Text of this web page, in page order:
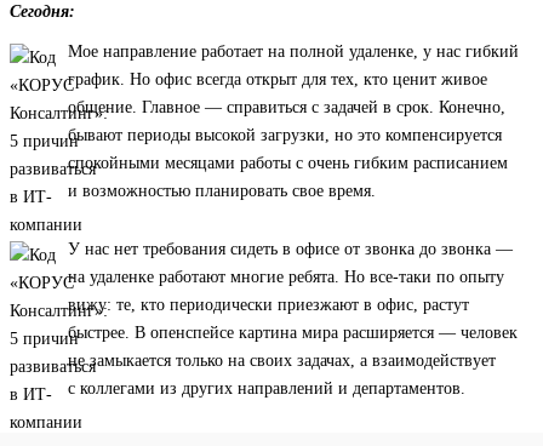
Сегодня:
Мое направление работает на полной удаленке, у нас гибкий
график. Но офис всегда открыт для тех, кто ценит живое
общение. Главное — справиться с задачей в срок. Конечно,
бывают периоды высокой загрузки, но это компенсируется
спокойными месяцами работы с очень гибким расписанием
и возможностью планировать свое время.
У нас нет требования сидеть в офисе от звонка до звонка —
на удаленке работают многие ребята. Но все-таки по опыту
вижу: те, кто периодически приезжают в офис, растут
быстрее. В опенспейсе картина мира расширяется — человек
не замыкается только на своих задачах, а взаимодействует
с коллегами из других направлений и департаментов.